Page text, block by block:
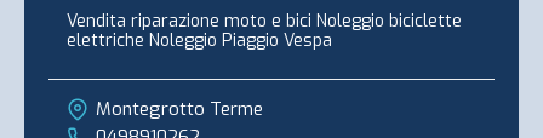
Vendita riparazione moto e bici Noleggio biciclette
elettriche Noleggio Piaggio Vespa
Montegrotto Terme